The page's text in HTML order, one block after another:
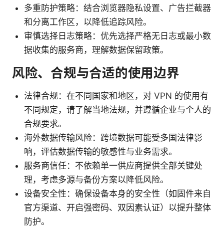
多重防护策略：结合浏览器隐私设置、广告拦截器
和分离工作区，以降低追踪风险。
审慎选择日志策略：优先选择严格无日志或最小数
据收集的服务商，理解数据保留政策。
风险、合规与合适的使用边界
法律合规：在不同国家和地区，对 VPN 的使用有
不同规定，请了解当地法规，并遵循企业与个人的
合规要求。
海外数据传输风险：跨境数据可能受多国法律影
响，评估数据传输的敏感性与业务需求。
服务商信任：不依赖单一供应商提供全部关键处
理，考虑多源与备份方案以降低风险。
设备安全性：确保设备本身的安全性（如固件来自
官方渠道、开启强密码、双因素认证）以提升整体
防护。